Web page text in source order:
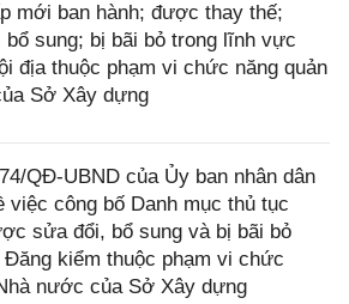
mới ban hành; được thay thế;
sung; bị bãi bỏ trong lĩnh vực
địa thuộc phạm vi chức năng quản
Sở Xây dựng
QĐ-UBND của Ủy ban nhân dân
việc công bố Danh mục thủ tục
sửa đổi, bổ sung và bị bãi bỏ
kiểm thuộc phạm vi chức
nước của Sở Xây dựng